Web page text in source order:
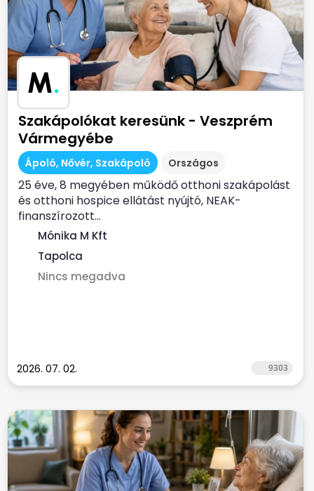
M.
Szakápolókat keresünk - Veszprém
Vármegyébe
Ápoló, Nővér, Szakápoló Országos
25 éve, 8 megyében működő otthoni szakápolást
és otthoni hospice ellátást nyújtó, NEAK-
finanszírozott...
Mónika M Kft
Tapolca
Nincs megadva
2026. 07. 02. 9303